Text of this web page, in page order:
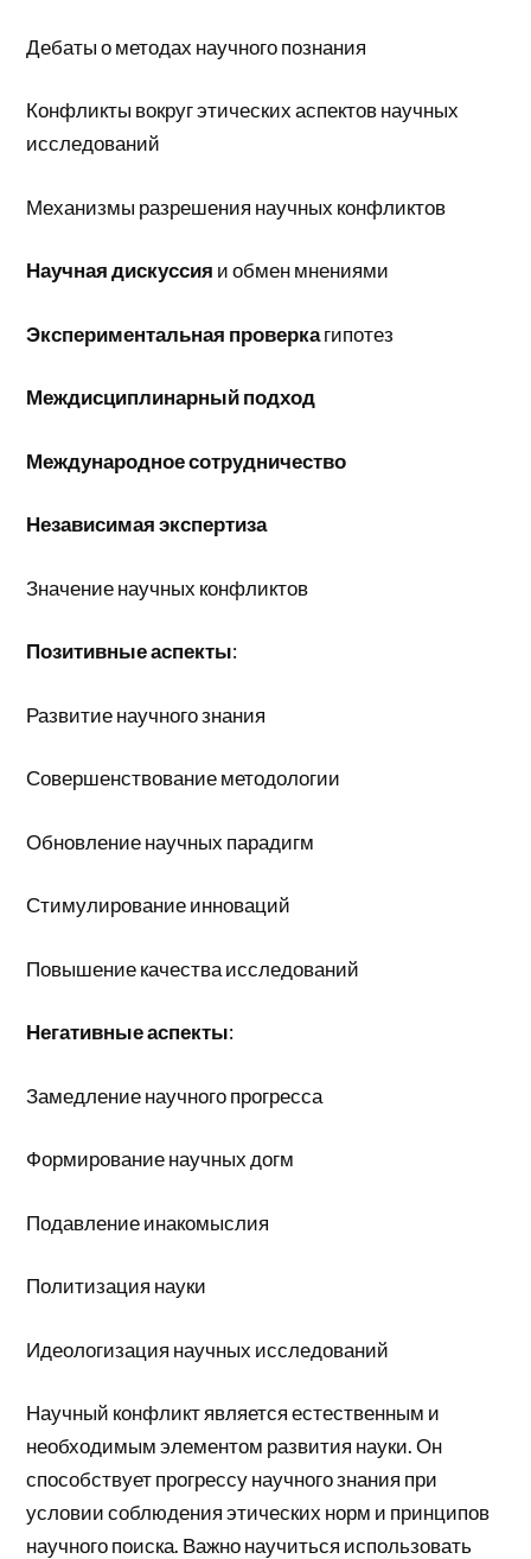
Дебаты о методах научного познания
Конфликты вокруг этических аспектов научных
исследований
Механизмы разрешения научных конфликтов
Научная дискуссия и обмен мнениями
Экспериментальная проверкагипотез
Междисциплинарный подход
Международное сотрудничество
Независимая экспертиза
Значение научных конфликтов
Позитивные аспекты:
Развитие научного знания
Совершенствование методологии
Обновление научных парадигм
Стимулирование инноваций
Повышение качества исследований
Негативные аспекты:
Замедление научного прогресса
Формирование научных догм
Подавление инакомыслия
Политизация науки
Идеологизация научных исследований
Научный конфликт является естественным и
необходимым элементом развития науки. Он
способствует прогрессу научного знания при
условии соблюдения этических норм и принципов
научного поиска. Важно научиться использовать